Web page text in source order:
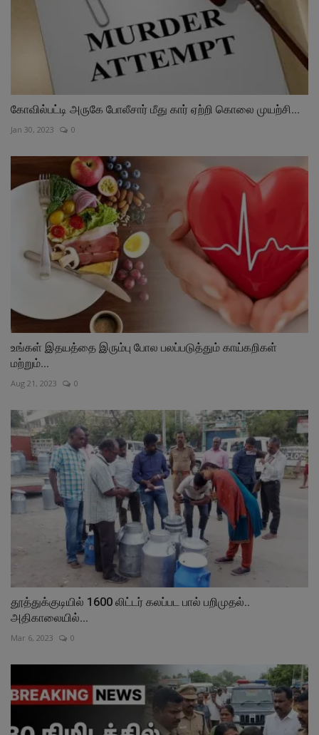
கோவில்பட்டி அருகே போலீசார் மீது கார் ஏற்றி கொலை முயற்சி...
Jan 30, 2023 0
உங்கள் இதயத்தை இரும்பு போல பலப்படுத்தும் காய்கறிகள்
மற்றும்...
Aug 21, 2023 0
தூத்துக்குடியில் 1600 லிட்டர் கலப்பட பால் பறிமுதல்..
அதிகாலையில்...
Mar 6, 2023 0